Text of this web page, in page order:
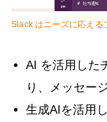
Slack はニーズに応える
AI を活用した
り、メッセー
生成AIを活用